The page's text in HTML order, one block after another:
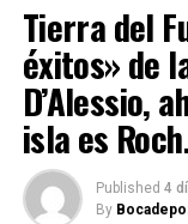
Tierra del
éxitos» de
D’Alessio,
isla es
Published 4
By